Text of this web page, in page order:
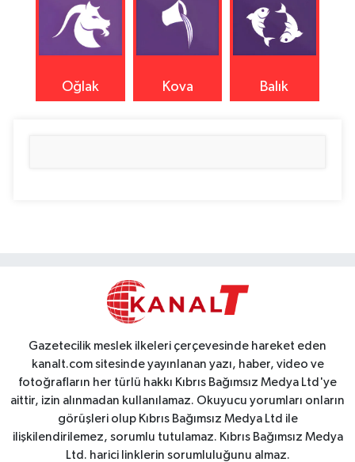
Oğlak Kova Balık
Gazetecilik meslek ilkeleri çerçevesinde hareket eden
kanalt.com sitesinde yayınlanan yazı, haber, video ve
fotoğrafların her türlü hakkı Kıbrıs Bağımsız Medya Ltd'ye
aittir, izin alınmadan kullanılamaz. Okuyucu yorumları onların
görüşleri olup Kıbrıs Bağımsız Medya Ltd ile
ilişkilendirilemez, sorumlu tutulamaz. Kıbrıs Bağımsız Medya
Ltd. harici linklerin sorumluluğunu almaz.